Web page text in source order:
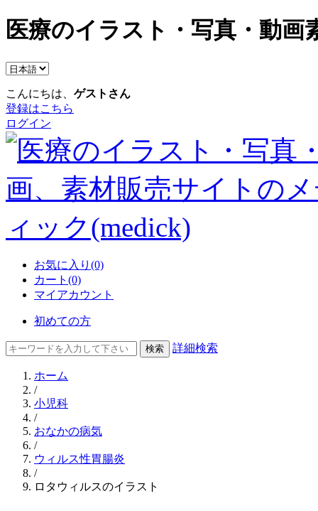
医療のイラスト・写真・動画
こんにちは、 ゲストさん
登録はこちら
ログイン
お気に入り(0)
カート(0)
マイアカウント
初めての方
詳細検索
ホーム
/
小児科
/
おなかの病気
/
ウィルス性胃腸炎
/
ロタウィルスのイラスト